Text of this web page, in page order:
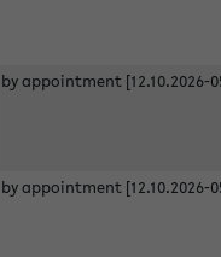
by appointment [12.10.2026-
by appointment [12.10.2026-